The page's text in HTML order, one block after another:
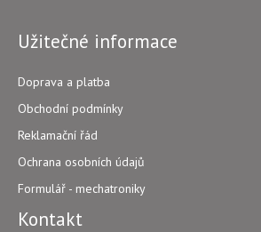
Užitečné informace
Doprava a platba
Obchodní podmínky
Reklamační řád
Ochrana osobních údajů
Formulář - mechatroniky
Kontakt